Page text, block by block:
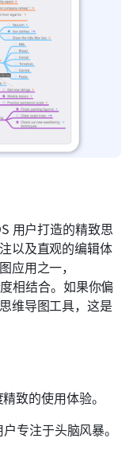
用户打造的精致思
以及直观的编辑体
应用之一，
相结合。如果你偏
维导图工具，这是
致的使用体验。
专注于头脑风暴。